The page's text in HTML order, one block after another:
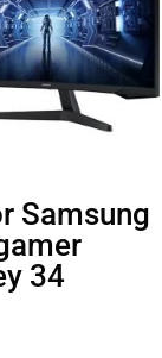
Samsung
34